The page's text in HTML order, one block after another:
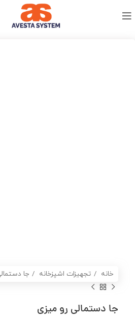
خانه تجهیزات اشپزخانه جا
جا دستمالی رو میزی